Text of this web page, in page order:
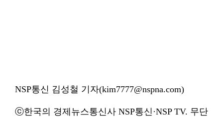
NSP통신 김성철 기자(kim7777@nspna.com)
ⓒ한국의 경제뉴스통신사 NSP통신·NSP TV. 무단